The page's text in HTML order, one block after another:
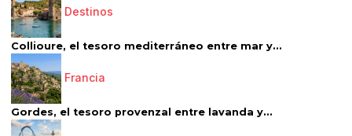
Destinos
Collioure, el tesoro mediterráneo entre mar y...
Francia
Gordes, el tesoro provenzal entre lavanda y...